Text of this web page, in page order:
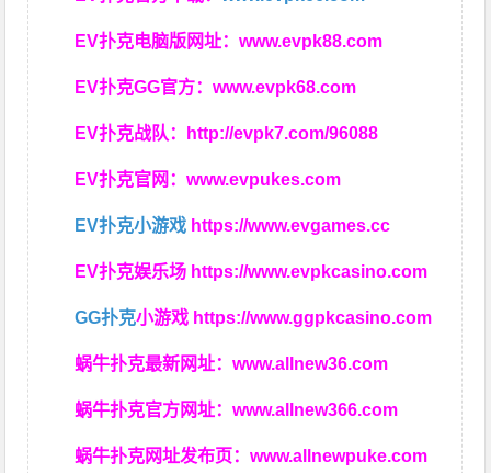
EV扑克电脑版网址：www.evpk88.com
EV扑克GG官方：www.evpk68.com
EV扑克战队： http://evpk7.com/96088
EV扑克官网：www.evpukes.com
EV扑克小游戏 https://www.evgames.cc
EV扑克娱乐场 https://www.evpkcasino.com
GG扑克小游戏 https://www.ggpkcasino.com
蜗牛扑克最新网址：www.allnew36.com
蜗牛扑克官方网址：www.allnew366.com
蜗牛扑克网址发布页：www.allnewpuke.com